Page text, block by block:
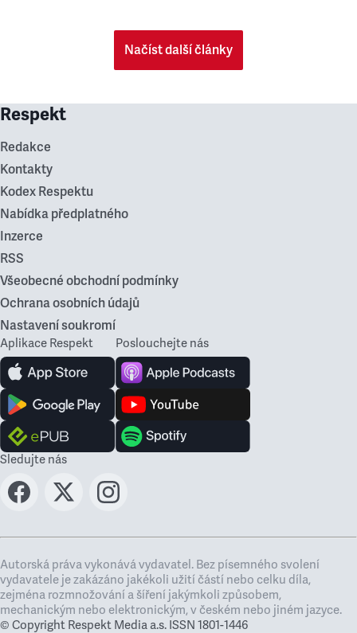
Načíst další články
Respekt
Redakce
Kontakty
Kodex Respektu
Nabídka předplatného
Inzerce
RSS
Všeobecné obchodní podmínky
Ochrana osobních údajů
Nastavení soukromí
Aplikace Respekt Poslouchejte nás
Sledujte nás
Autorská práva vykonává vydavatel. Bez písemného svolení
vydavatele je zakázáno jakékoli užití částí nebo celku díla,
zejména rozmnožování a šíření jakýmkoli způsobem,
mechanickým nebo elektronickým, v českém nebo jiném jazyce.
© Copyright Respekt Media a.s. ISSN 1801-1446